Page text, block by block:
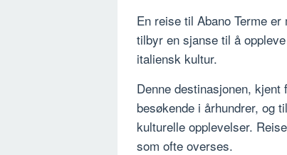
En reise til Abano Terme
tilbyr en sjanse til å
italiensk kultur.
Denne destinasjonen,
besøkende i århundrer, og
kulturelle opplevelser.
som ofte overses.